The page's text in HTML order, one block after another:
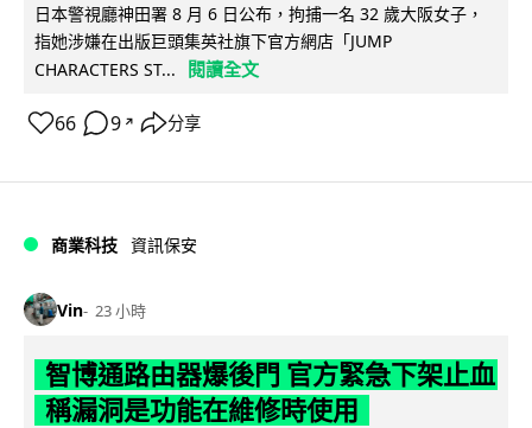
日本警視廳神田署 8 月 6 日公布，拘捕一名 32 歲大阪女子，
指她涉嫌在出版巨頭集英社旗下官方網店「JUMP
CHARACTERS ST...
閱讀全文
66 9 ↗ 分享
商業科技 資訊保安
Vin 23 小時
智博通路由器爆後門 官方緊急下架止血
稱漏洞是功能在維修時使用